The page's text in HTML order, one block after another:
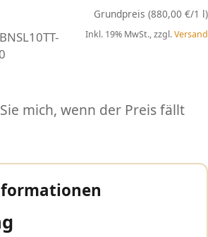
(880,00 €/1 l)
Inkl. 19% MwSt., zzgl.Versand
mich, wenn der Preis fällt